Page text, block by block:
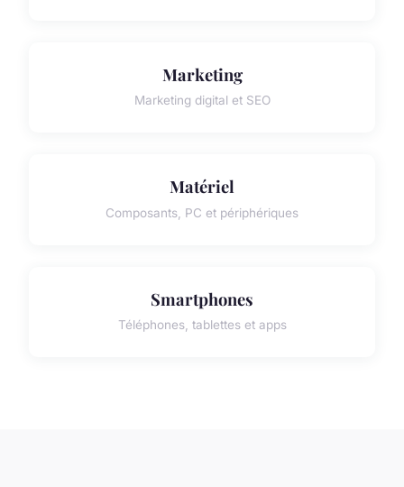
Marketing
Marketing digital et SEO
Matériel
Composants, PC et périphériques
Smartphones
Téléphones, tablettes et apps